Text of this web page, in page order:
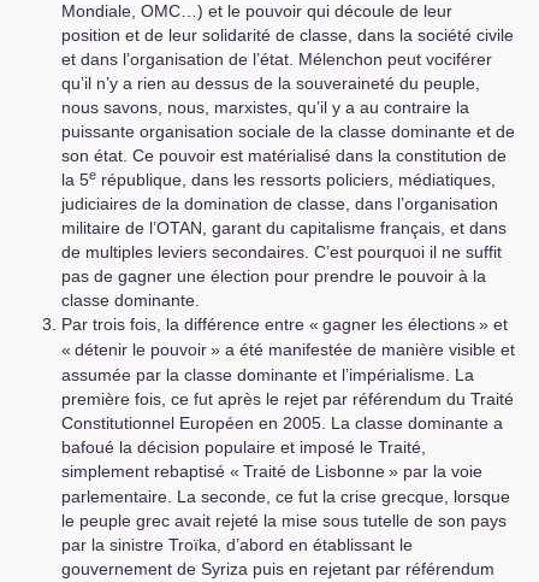
Mondiale, OMC …) et le pouvoir qui découle de leur
position et de leur solidarité de classe, dans la société civile
et dans l’organisation de l’état. Mélenchon peut vociférer
qu’il n’y a rien au dessus de la souveraineté du peuple,
nous savons, nous, marxistes, qu’il y a au contraire la
puissante organisation sociale de la classe dominante et de
son état. Ce pouvoir est matérialisé dans la constitution de
la 5e république, dans les ressorts policiers, médiatiques,
judiciaires de la domination de classe, dans l’organisation
militaire de l’OTAN , garant du capitalisme français, et dans
de multiples leviers secondaires. C’est pourquoi il ne suffit
pas de gagner une élection pour prendre le pouvoir à la
classe dominante.
Par trois fois, la différence entre « gagner les élections» et
« détenir le pouvoir» a été manifestée de manière visible et
assumée par la classe dominante et l’impérialisme. La
première fois, ce fut après le rejet par référendum du Traité
Constitutionnel Européen en 2005. La classe dominante a
bafoué la décision populaire et imposé le Traité,
simplement rebaptisé « Traité de Lisbonne» par la voie
parlementaire. La seconde, ce fut la crise grecque, lorsque
le peuple grec avait rejeté la mise sous tutelle de son pays
par la sinistre Troïka, d’abord en établissant le
gouvernement de Syriza puis en rejetant par référendum